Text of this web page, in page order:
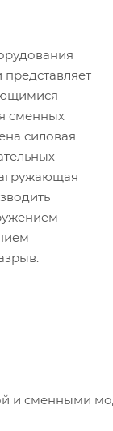
сменных
силовая
и сменными